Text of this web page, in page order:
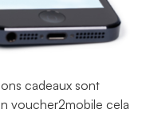
cadeaux sont
voucher2mobile cela